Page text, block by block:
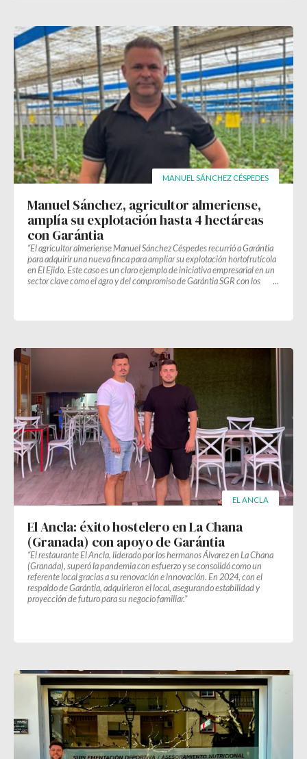
MANUEL SÁNCHEZ CÉSPEDES
Manuel Sánchez, agricultor almeriense,
amplía su explotación hasta 4 hectáreas
con Garántia
“El agricultor almeriense Manuel Sánchez Céspedes recurrió a Garántia
para adquirir una nueva finca para ampliar su explotación hortofrutícola
en El Ejido. Este caso es un claro ejemplo de iniciativa empresarial en un
sector clave como el agro y del compromiso de Garántia SGR con los
EL ANCLA
El Ancla: éxito hostelero en La Chana
(Granada) con apoyo de Garántia
“El restaurante El Ancla, liderado por los hermanos Álvarez en La Chana
(Granada), superó la pandemia con esfuerzo y se consolidó como un
referente local gracias a su renovación e innovación. En 2024, con el
respaldo de Garántia, adquirieron el local, asegurando estabilidad y
proyección de futuro para su negocio familiar.”